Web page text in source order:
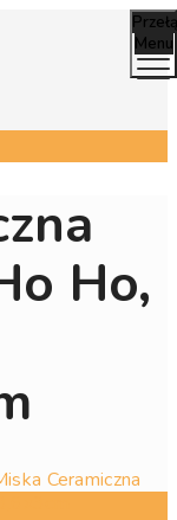
Menu
Ho,
Ceramiczna